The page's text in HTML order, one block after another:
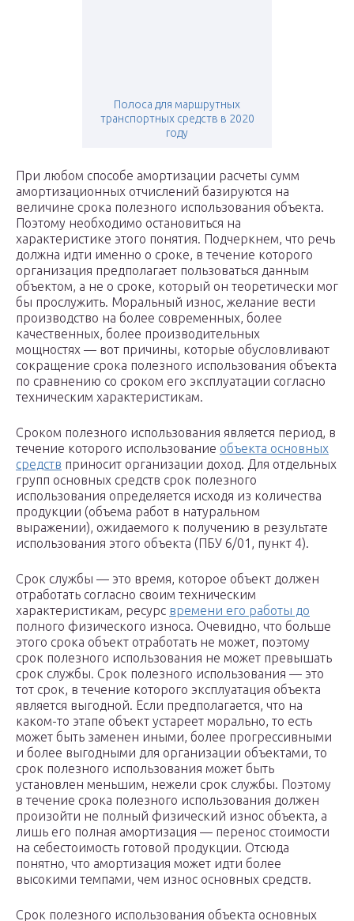
Полоса для маршрутных
транспортных средств в 2020
году
При любом способе амортизации расчеты сумм
амортизационных отчислений базируются на
величине срока полезного использования объекта.
Поэтому необходимо остановиться на
характеристике этого понятия. Подчеркнем, что речь
должна идти именно о сроке, в течение которого
организация предполагает пользоваться данным
объектом, а не о сроке, который он теоретически мог
бы прослужить. Моральный износ, желание вести
производство на более современных, более
качественных, более производительных
мощностях — вот причины, которые обусловливают
сокращение срока полезного использования объекта
по сравнению со сроком его эксплуатации согласно
техническим характеристикам.
Сроком полезного использования является период, в
течение которого использование объекта основных
средств приносит организации доход. Для отдельных
групп основных средств срок полезного
использования определяется исходя из количества
продукции (объема работ в натуральном
выражении), ожидаемого к получению в результате
использования этого объекта (ПБУ 6/01, пункт 4).
Срок службы — это время, которое объект должен
отработать согласно своим техническим
характеристикам, ресурс времени его работы до
полного физического износа. Очевидно, что больше
этого срока объект отработать не может, поэтому
срок полезного использования не может превышать
срок службы. Срок полезного использования — это
тот срок, в течение которого эксплуатация объекта
является выгодной. Если предполагается, что на
каком-то этапе объект устареет морально, то есть
может быть заменен иными, более прогрессивными
и более выгодными для организации объектами, то
срок полезного использования может быть
установлен меньшим, нежели срок службы. Поэтому
в течение срока полезного использования должен
произойти не полный физический износ объекта, а
лишь его полная амортизация — перенос стоимости
на себестоимость готовой продукции. Отсюда
понятно, что амортизация может идти более
высокими темпами, чем износ основных средств.
Срок полезного использования объекта основных